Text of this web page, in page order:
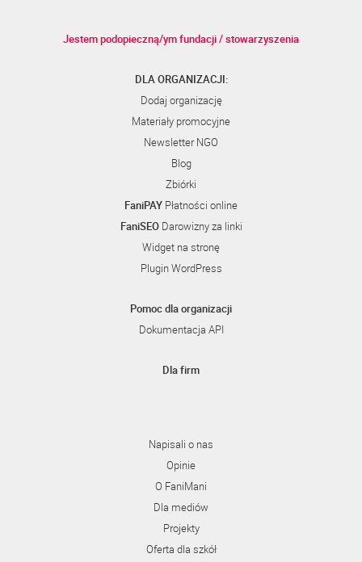
Jestem podopieczną/ym fundacji / stowarzyszenia
DLA ORGANIZACJI:
Dodaj organizację
Materiały promocyjne
Newsletter NGO
Blog
Zbiórki
FaniPAY Płatności online
FaniSEODarowizny za linki
Widget na stronę
Plugin WordPress
Pomoc dla organizacji
Dokumentacja API
Dla firm
Napisali o nas
Opinie
O FaniMani
Dla mediów
Projekty
Oferta dla szkół